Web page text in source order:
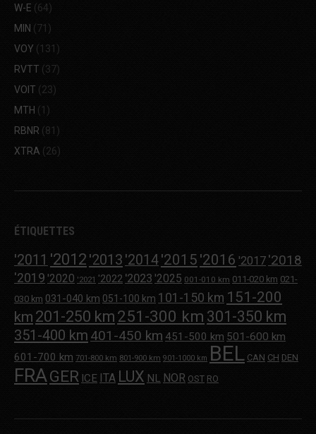
W-E (64)
MIN (71)
VOY (131)
RVTT (37)
VOIT (23)
MTH (1)
RBNR (81)
XTRA (26)
ÉTIQUETTES
'2011 '2012 '2013 '2014'2015 '2016 '2017 '2018
'2019 '2020 '2021 '2022 '2023 '2025 001-010 km 011-020 km 021-
030 km 031-040 km 051-100 km 101-150 km 151-200
km 201-250 km 251-300 km 301-350 km
351-400 km 401-450 km 451-500 km 501-600 km
601-700 km 701-800 km 801-900 km 901-1000 km BEL CAN CH DEN
FRAGER ICE ITA LUX NL NOR OST RO